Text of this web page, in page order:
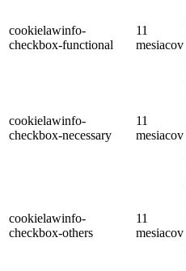
cookielawinfo-
checkbox-functional
11
mesiacov
cookielawinfo-
checkbox-necessary
11
mesiacov
cookielawinfo-
checkbox-others
11
mesiacov